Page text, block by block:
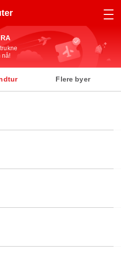
nå!
Flere byer